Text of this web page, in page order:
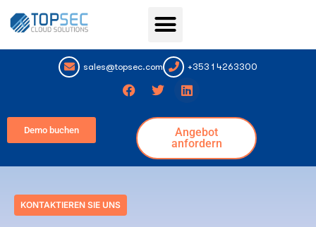
sales@topsec.com +353 1 4263300
Demo buchen
Angebot
anfordern
KONTAKTIEREN SIE UNS